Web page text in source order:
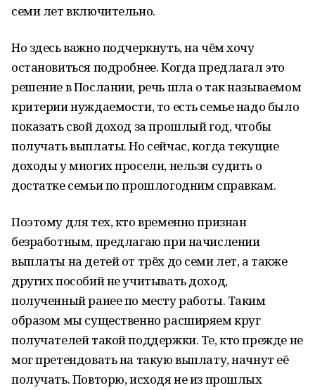
семи лет включительно.
Но здесь важно подчеркнуть, на чём хочу
остановиться подробнее. Когда предлагал это
решение в Послании, речь шла о так называемом
критерии нуждаемости, то есть семье надо было
показать свой доход за прошлый год, чтобы
получать выплаты. Но сейчас, когда текущие
доходы у многих просели, нельзя судить о
достатке семьи по прошлогодним справкам.
Поэтому для тех, кто временно признан
безработным, предлагаю при начислении
выплаты на детей от трёх до семи лет, а также
других пособий не учитывать доход,
полученный ранее по месту работы. Таким
образом мы существенно расширяем круг
получателей такой поддержки. Те, кто прежде не
мог претендовать на такую выплату, начнут её
получать. Повторю, исходя не из прошлых